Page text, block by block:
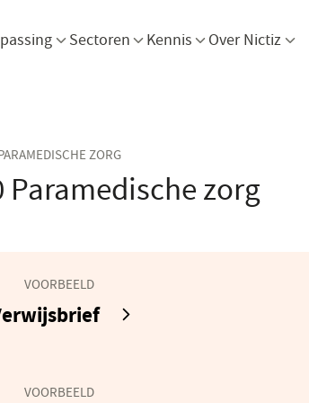
Menu openen Menu openen
Sectoren Menu openen
Kennis Menu openen
Over Nictiz
ZORG
Paramedische zorg
VOORBEELD
VOORBEELD